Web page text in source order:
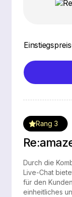
Einstiegspreis
Rang 3
Durch die
Live-Chat
für den
einheitliches